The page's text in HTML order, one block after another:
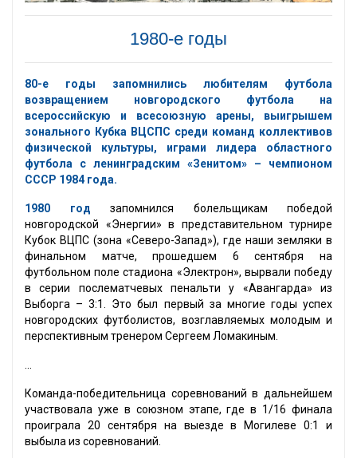
1980-е годы
80-е годы запомнились любителям футбола
возвращением новгородского футбола на
всероссийскую и всесоюзную арены, выигрышем
зонального Кубка ВЦСПС среди команд коллективов
физической культуры, играми лидера областного
футбола с ленинградским «Зенитом» – чемпионом
СССР 1984 года.
1980 год запомнился болельщикам победой
новгородской «Энергии» в представительном турнире
Кубок ВЦПС (зона «Северо-Запад»), где наши земляки в
финальном матче, прошедшем 6 сентября на
футбольном поле стадиона «Электрон», вырвали победу
в серии послематчевых пенальти у «Авангарда» из
Выборга – 3:1. Это был первый за многие годы успех
новгородских футболистов, возглавляемых молодым и
перспективным тренером Сергеем Ломакиным.
...
Команда-победительница соревнований в дальнейшем
участвовала уже в союзном этапе, где в 1/16 финала
проиграла 20 сентября на выезде в Могилеве 0:1 и
выбыла из соревнований.